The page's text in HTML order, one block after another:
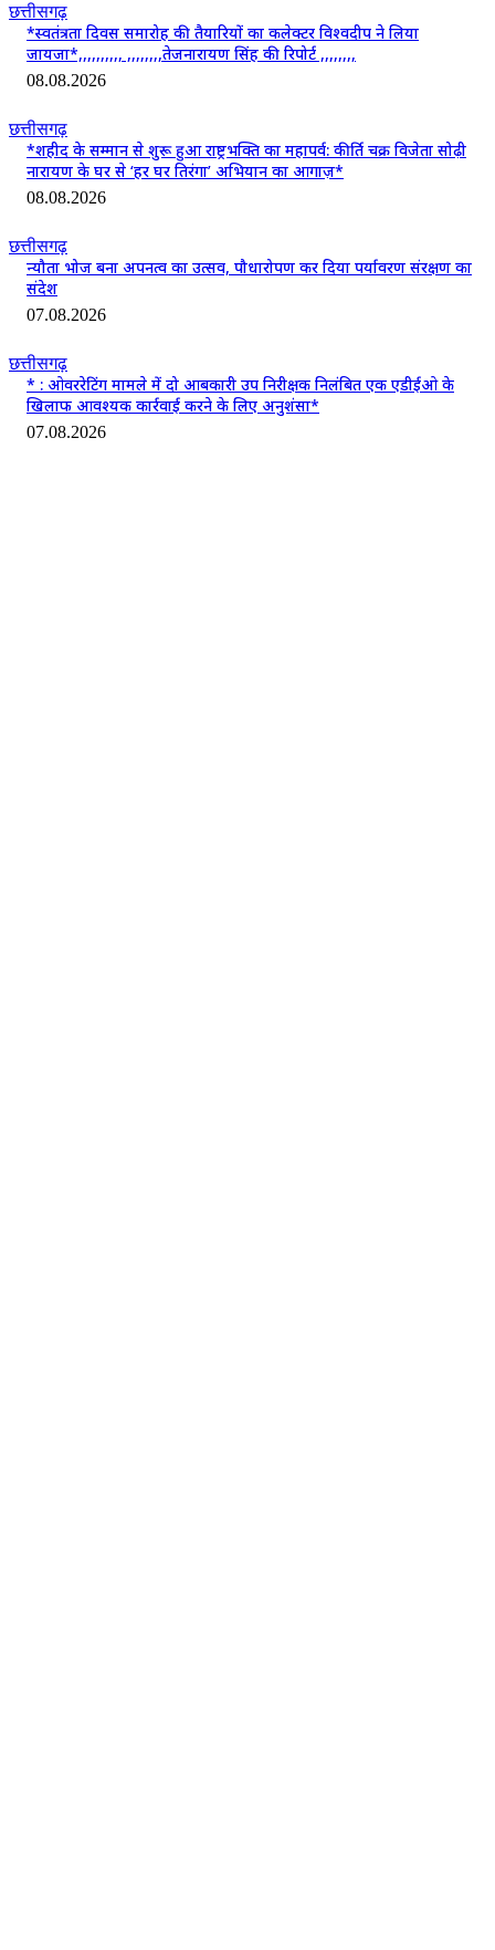
छत्तीसगढ़
*स्वतंत्रता दिवस समारोह की तैयारियों का कलेक्टर विश्वदीप ने लिया
जायजा*,,,,,,,,,, ,,,,,,,,तेजनारायण सिंह की रिपोर्ट ,,,,,,,,
08.08.2026
छत्तीसगढ़
*शहीद के सम्मान से शुरू हुआ राष्ट्रभक्ति का महापर्व: कीर्ति चक्र विजेता सोढ़ी
नारायण के घर से ‘हर घर तिरंगा’ अभियान का आगाज़*
08.08.2026
छत्तीसगढ़
न्यौता भोज बना अपनत्व का उत्सव, पौधारोपण कर दिया पर्यावरण संरक्षण का
संदेश
07.08.2026
छत्तीसगढ़
* : ओवररेटिंग मामले में दो आबकारी उप निरीक्षक निलंबित एक एडीईओ के
खिलाफ आवश्यक कार्रवाई करने के लिए अनुशंसा*
07.08.2026